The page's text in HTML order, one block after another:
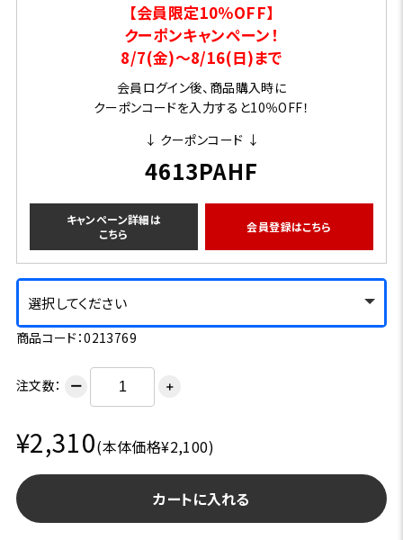
【会員限定10％OFF】
クーポンキャンペーン！
8/7(金)～8/16(日)まで
会員ログイン後、商品購入時に
クーポンコードを入力すると10％OFF！
↓ クーポンコード ↓
4613PAHF
キャンペーン詳細は
こちら
会員登録はこちら
選択してください
商品コード：0213769
注文数： ー ＋
¥2,310(本体価格¥2,100)
カートに入れる